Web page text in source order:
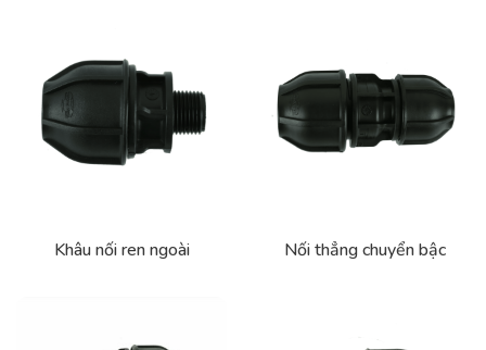
Khâu nối ren ngoài Nối thẳng chuyển bậc